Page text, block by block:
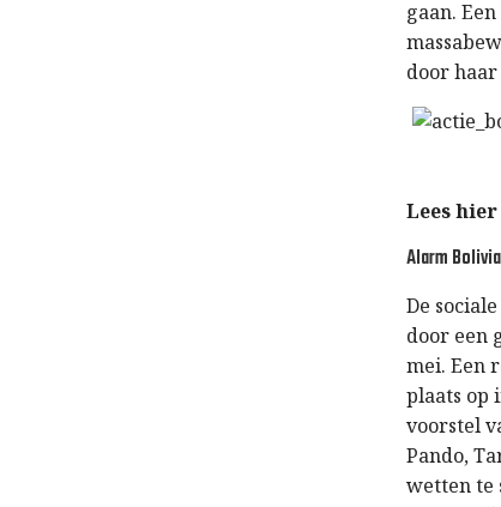
gaan.
door
Lees
Alarm
De
door een
mei. Een
plaats op
voorstel
Pando,
wetten te